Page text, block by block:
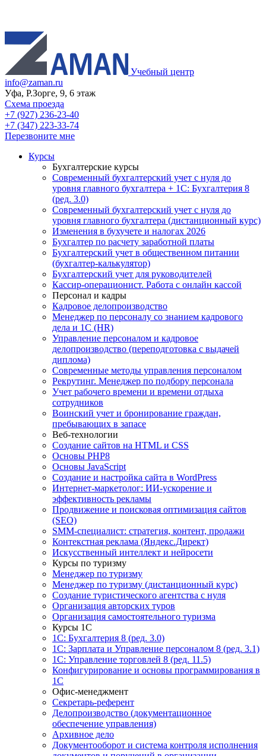
Учебный центр
info@zaman.ru
Уфа, Р.Зорге, 9, 6 этаж
Схема проезда
+7 (927) 236-23-40
+7 (347) 223-33-74
Перезвоните мне
Курсы
Бухгалтерские курсы
Современный бухгалтерский учет с нуля до
уровня главного бухгалтера + 1С: Бухгалтерия 8
(ред. 3.0)
Современный бухгалтерский учет с нуля до
уровня главного бухгалтера (дистанционный курс)
Изменения в бухучете и налогах 2026
Бухгалтер по расчету заработной платы
Бухгалтерский учет в общественном питании
(бухгалтер-калькулятор)
Бухгалтерский учет для руководителей
Кассир-операционист. Работа с онлайн кассой
Персонал и кадры
Кадровое делопроизводство
Менеджер по персоналу со знанием кадрового
дела и 1С (HR)
Управление персоналом и кадровое
делопроизводство (переподготовка с выдачей
диплома)
Современные методы управления персоналом
Рекрутинг. Менеджер по подбору персонала
Учет рабочего времени и времени отдыха
сотрудников
Воинский учет и бронирование граждан,
пребывающих в запасе
Веб-технологии
Создание сайтов на HTML и СSS
Основы PHP8
Основы JavaScript
Создание и настройка сайта в WordPress
Интернет-маркетолог: ИИ-ускорение и
эффективность рекламы
Продвижение и поисковая оптимизация сайтов
(SEO)
SMM-специалист: стратегия, контент, продажи
Контекстная реклама (Яндекс.Директ)
Искусственный интеллект и нейросети
Курсы по туризму
Менеджер по туризму
Менеджер по туризму (дистанционный курс)
Создание туристического агентства с нуля
Организация авторских туров
Организация самостоятельного туризма
Курсы 1С
1С: Бухгалтерия 8 (ред. 3.0)
1С: Зарплата и Управление персоналом 8 (ред. 3.1)
1С: Управление торговлей 8 (ред. 11.5)
Конфигурирование и основы программирования в
1С
Офис-менеджмент
Секретарь-референт
Делопроизводство (документационное
обеспечение управления)
Архивное дело
Документооборот и система контроля исполнения